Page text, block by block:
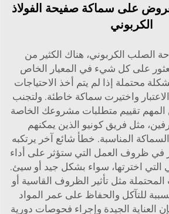
على سماكة صفيحة الفولاذ
الكربوني
الكربوني، هناك الكثير من
على كل شيء في المعيار الخاص
محتملة إذا لم يتم أخذ الاحتياجات
واختيرت سماكة خاطئة. ولتجنب
المهم تقييم متطلبات مشروعك الخاصة
مثل فريق كونيو الذين يمكنهم
المناسبة. خطأ شائع آخر يرتكبه
في ظروف العمل التي ستؤثر على أداء
التي اخترتها، سواء بشكل جيد أو سيئ.
مثل تأثير الظروف القاسية أو
للتآكل والحفاظ على عمر المواد
العناية الجيدة وإجراء فحوصات دورية